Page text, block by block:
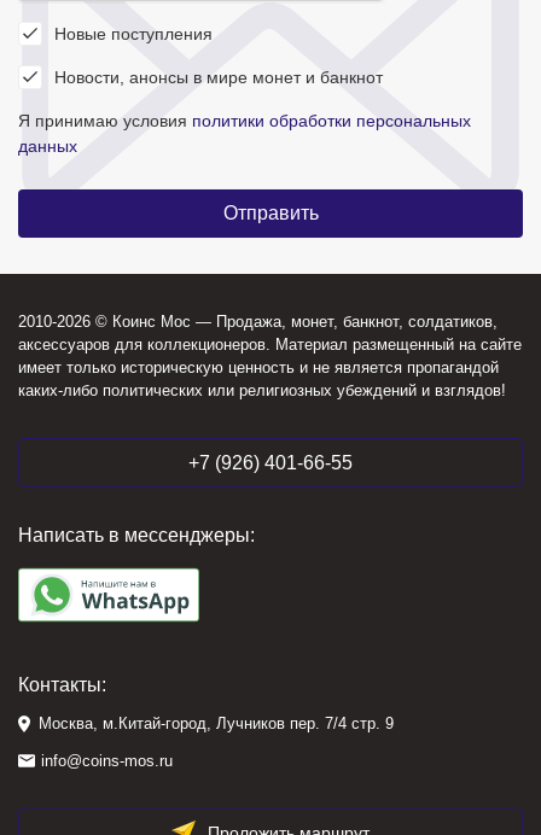
Новые поступления
Новости, анонсы в мире монет и банкнот
Я принимаю условия политики обработки персональных
данных
2010-2026 © Коинс Мос — Продажа, монет, банкнот, солдатиков,
аксессуаров для коллекционеров. Материал размещенный на сайте
имеет только историческую ценность и не является пропагандой
каких-либо политических или религиозных убеждений и взглядов!
+7 (926) 401-66-55
Написать в мессенджеры:
Контакты:
Москва, м.Китай-город, Лучников пер. 7/4 стр. 9
info@coins-mos.ru